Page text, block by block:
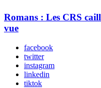
Romans : Les CRS
vue
facebook
twitter
instagram
linkedin
tiktok